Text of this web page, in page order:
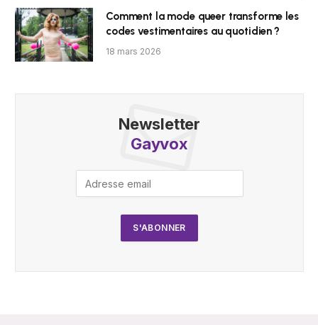
Comment la mode queer transforme les
codes vestimentaires au quotidien ?
18 mars 2026
Newsletter
Gayvox